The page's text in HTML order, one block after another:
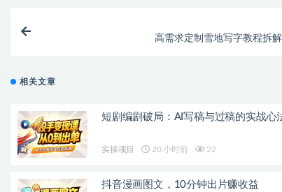
高需求定制雪地写字教程拆解
相关文章
短剧编剧破局：AI写稿与过稿的实战心
实操项目 20 小时前 22
抖音漫画图文，10分钟出片赚收益